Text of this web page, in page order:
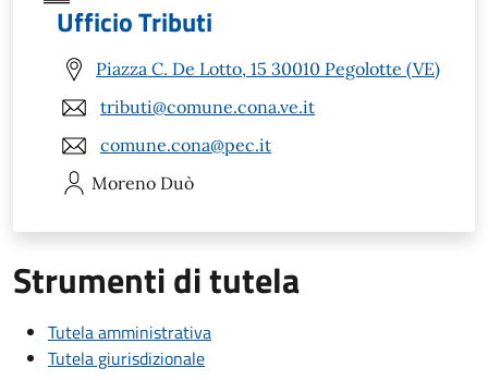
Ufficio Tributi
Piazza C. De Lotto, 15 30010 Pegolotte (VE)
tributi@comune.cona.ve.it
comune.cona@pec.it
Moreno Duò
Strumenti di tutela
Tutela amministrativa
Tutela giurisdizionale